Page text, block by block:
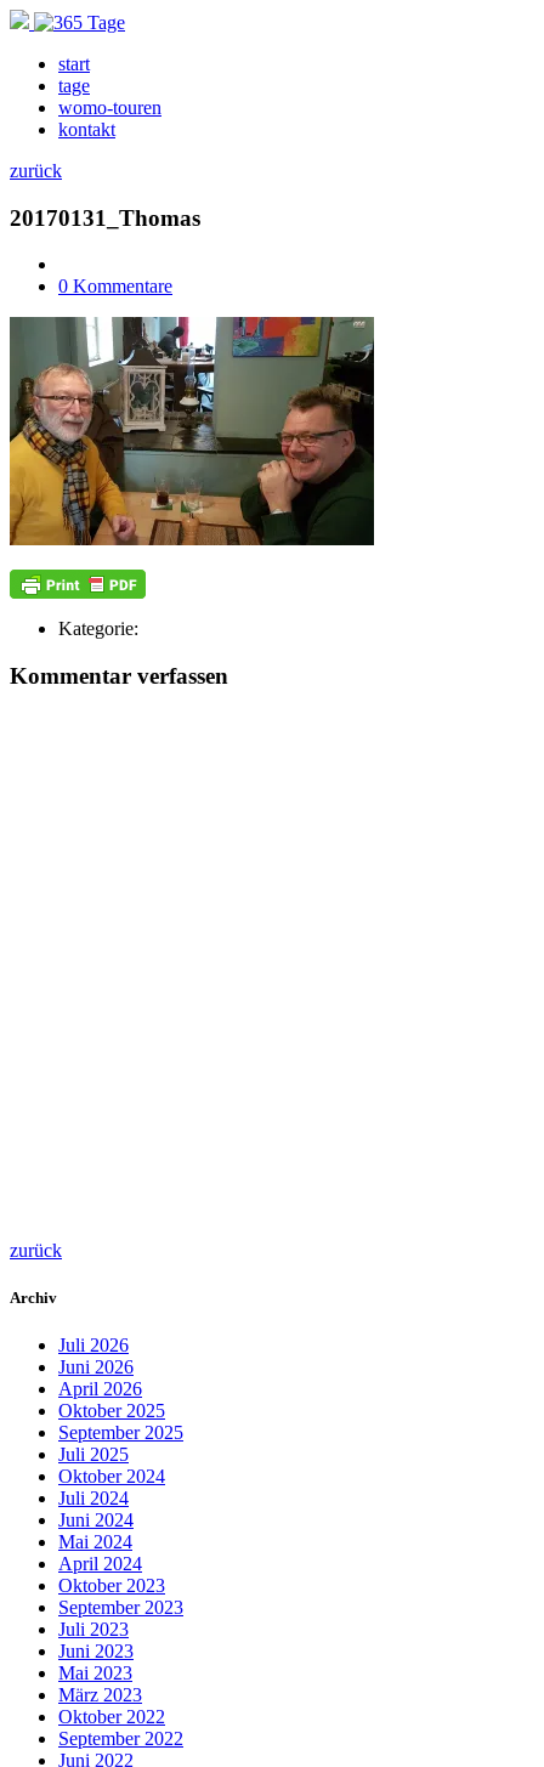
start
tage
womo-touren
kontakt
zurück
20170131_Thomas
0 Kommentare
Kategorie:
Kommentar verfassen
zurück
Archiv
Juli 2026
Juni 2026
April 2026
Oktober 2025
September 2025
Juli 2025
Oktober 2024
Juli 2024
Juni 2024
Mai 2024
April 2024
Oktober 2023
September 2023
Juli 2023
Juni 2023
Mai 2023
März 2023
Oktober 2022
September 2022
Juni 2022